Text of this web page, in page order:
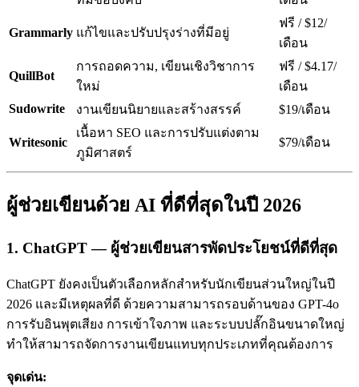
Grammarly แก้ไขและปรับปรุงร่างที่มีอยู่
ฟรี / $12/
เดือน
QuillBot
การถอดความ, เขียนเชิงวิชาการ
ใหม่
ฟรี / $4.17/
เดือน
Sudowrite
งานเขียนนิยายและสร้างสรรค์ $19/เดือน
Writesonic
เนื้อหา SEO และการปรับแต่งตาม
ภูมิศาสตร์
$79/เดือน
ผู้ช่วยเขียนด้วย AI ที่ดีที่สุดในปี 2026
1. ChatGPT — ผู้ช่วยเขียนสารพัดประโยชน์ที่ดีที่สุด
ChatGPT ยังคงเป็นตัวเลือกหลักสำหรับนักเขียนส่วนใหญ่ในปี
2026 และมีเหตุผลที่ดี ด้วยความสามารถรอบด้านของ GPT-4o
การรับอินพุตเสียง การเข้าใจภาพ และระบบปลั๊กอินขนาดใหญ่
ทำให้สามารถจัดการงานเขียนแทบทุกประเภทที่คุณต้องการ
จุดเด่น: